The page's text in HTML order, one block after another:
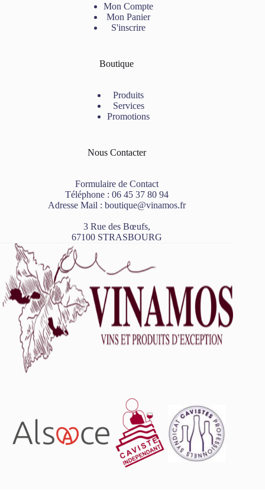
Mon Compte
Mon Panier
S'inscrire
Boutique
Produits
Services
Promotions
Nous Contacter
Formulaire de Contact
Téléphone : 06 45 37 80 94
Adresse Mail : boutique@vinamos.fr
3 Rue des Bœufs,
67100 STRASBOURG